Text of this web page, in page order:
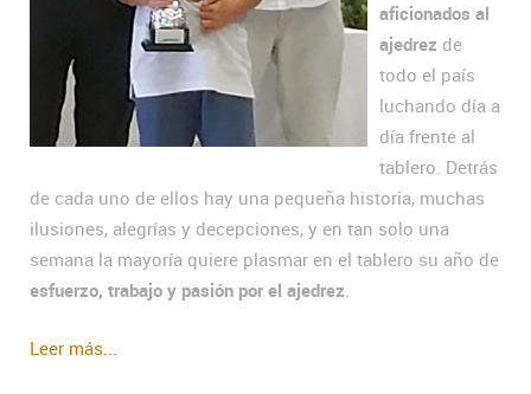
aficionados al
ajedrez de
todo el país
luchando día a
día frente al
tablero. Detrás
de cada uno de ellos hay una pequeña historia, muchas
ilusiones, alegrías y decepciones, y en tan solo una
semana la mayoría quiere plasmar en el tablero su año de
esfuerzo, trabajo y pasión por el ajedrez.
Leer más...